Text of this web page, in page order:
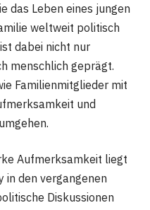
das Leben eines jungen
weltweit politisch
dabei nicht nur
menschlich geprägt.
Familienmitglieder mit
und
Aufmerksamkeit liegt
in den vergangenen
Diskussionen